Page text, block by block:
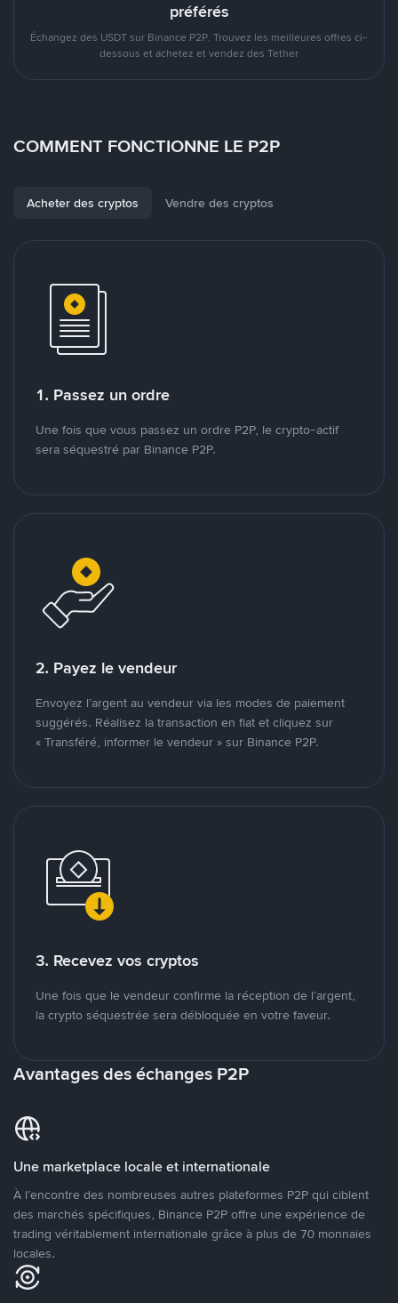
préférés
Échangez des USDT sur Binance P2P. Trouvez les meilleures offres ci-
dessous et achetez et vendez des Tether
COMMENT FONCTIONNE LE P2P
Acheter des cryptos Vendre des cryptos
1. Passez un ordre
Une fois que vous passez un ordre P2P, le crypto-actif
sera séquestré par Binance P2P.
2. Payez le vendeur
Envoyez l’argent au vendeur via les modes de paiement
suggérés. Réalisez la transaction en fiat et cliquez sur
« Transféré, informer le vendeur » sur Binance P2P.
3. Recevez vos cryptos
Une fois que le vendeur confirme la réception de l’argent,
la crypto séquestrée sera débloquée en votre faveur.
Avantages des échanges P2P
Une marketplace locale et internationale
À l’encontre des nombreuses autres plateformes P2P qui ciblent
des marchés spécifiques, Binance P2P offre une expérience de
trading véritablement internationale grâce à plus de 70 monnaies
locales.